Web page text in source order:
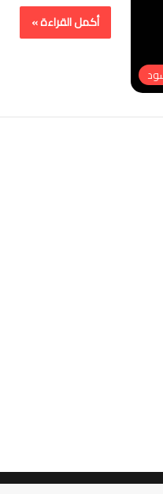
أكمل القراءة »